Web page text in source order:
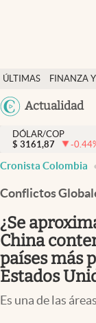
ÚLTIMAS
NOTICIAS
FINANZA Y
Actualidad
Salud y nutrición
Vida espiritual
Actualidad
Colombia
DÓLAR/COP
$ 3161,87 -0.44
Cronista Colombia
Conflictos
¿Se
China
países más
Estados
Es una de las